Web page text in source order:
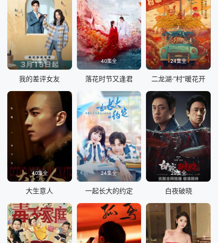
20集全
我的差评女友
40集全
落花时节又逢君
24集全
二龙湖·“村”暖花开
40集全
大生意人
24集全
一起长大的约定
29集全
白夜破晓